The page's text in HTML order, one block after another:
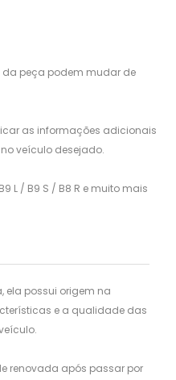
peça podem mudar de
as informações adicionais
veículo desejado.
L / B9 S / B8 R e muito mais
ela possui origem na
e a qualidade das
renovada após passar por